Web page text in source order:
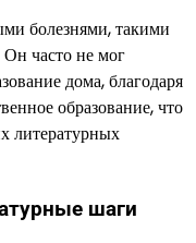
болезнями, такими
часто не мог
дома, благодаря
образование, что
литературных
шаги